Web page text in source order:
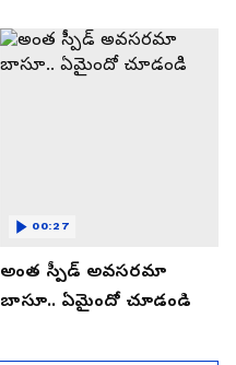
అంత స్పీడ్ అవసరమా
బాసూ.. ఏమైందో చూడండి
00:27